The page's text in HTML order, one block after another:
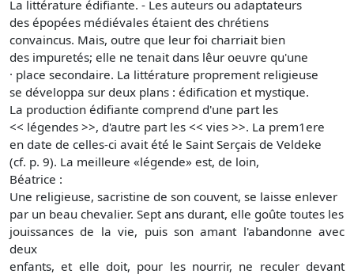
La littérature édifiante. - Les auteurs ou adaptateurs
des épopées médiévales étaient des chrétiens
convaincus. Mais, outre que leur foi charriait bien
des impuretés; elle ne tenait dans lêur oeuvre qu'une
· place secondaire. La littérature proprement religieuse
se développa sur deux plans : édification et mystique.
La production édifiante comprend d'une part les
<< légendes >>, d'autre part les << vies >>. La prem1ere
en date de celles-ci avait été le Saint Serçais de Veldeke
(cf. p. 9). La meilleure «légende» est, de loin,
Béatrice :
Une religieuse, sacristine de son couvent, se laisse enlever
par un beau chevalier. Sept ans durant, elle goûte toutes les
jouissances de la vie, puis son amant l'abandonne avec
deux
enfants, et elle doit, pour les nourrir, ne reculer devant